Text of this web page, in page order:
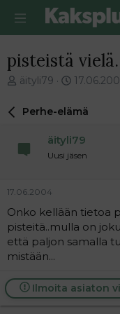
pisteistä
V
e
i
t
u
n
a
l
i
t
t
äityli79
E
s
m
ä
n
v
i
t
i
Perhe-elämä
äityli79
Uusi jäsen
17.06.2004
Onko kellään tietoa
pisteitä..mulla on
että paljon samalla
mistään...
Ilmoita asiaton